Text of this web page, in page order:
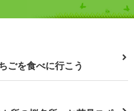
ごを食べに行こう